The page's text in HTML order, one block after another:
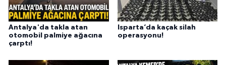
Antalya'da takla atan
otomobil palmiye ağacına
çarptı!
Isparta’da kaçak silah
operasyonu!